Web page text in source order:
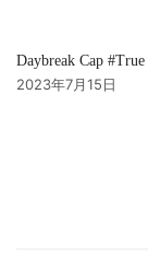
Daybreak Cap
2023年7月15日